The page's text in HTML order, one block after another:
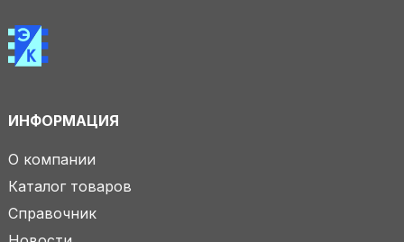
ИНФОРМАЦИЯ
О компании
Каталог товаров
Справочник